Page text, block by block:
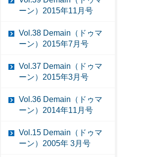
ーン）2015年11月号
Vol.38 Demain（ドゥマ
ーン）2015年7月号
Vol.37 Demain（ドゥマ
ーン）2015年3月号
Vol.36 Demain（ドゥマ
ーン）2014年11月号
Vol.15 Demain（ドゥマ
ーン）2005年 3月号